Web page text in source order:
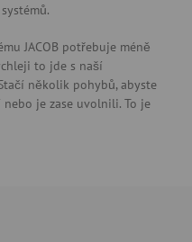
JACOB potřebuje méně
to jde s naší
několik pohybů, abyste
je zase uvolnili. To je